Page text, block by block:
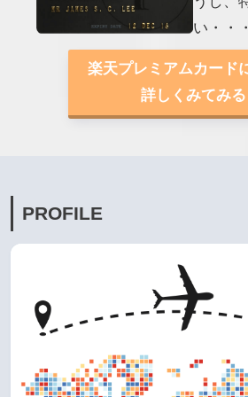
い・・
楽天プレミアムカード
詳しくみてみる
PROFILE